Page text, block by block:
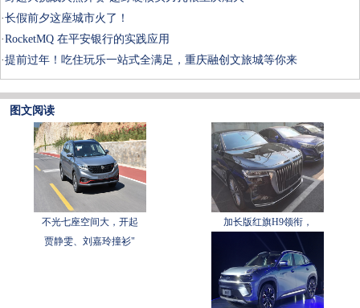
·长假前夕这座城市火了！
·RocketMQ 在平安银行的实践应用
·提前过年！吃住玩乐一站式全满足，重庆融创文旅城等你来
图文阅读
不光七座空间大，开起
加长版红旗H9领衔，
贾静雯、刘嘉玲撞衫"